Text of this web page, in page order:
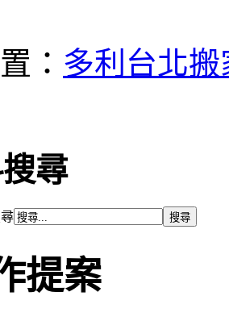
： 多利台北
尋
提案